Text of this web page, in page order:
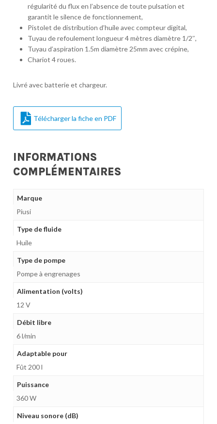
régularité du flux en l’absence de toute pulsation et
garantit le silence de fonctionnement,
Pistolet de distribution d’huile avec compteur digital,
Tuyau de refoulement longueur 4 mètres diamètre 1/2″,
Tuyau d’aspiration 1.5m diamètre 25mm avec crépine,
Chariot 4 roues.
Livré avec batterie et chargeur.
Télécharger la fiche en PDF
INFORMATIONS
COMPLÉMENTAIRES
Marque
Piusi
Type de fluide
Huile
Type de pompe
Pompe à engrenages
Alimentation (volts)
12 V
Débit libre
6 l/min
Adaptable pour
Fût 200 l
Puissance
360 W
Niveau sonore (dB)